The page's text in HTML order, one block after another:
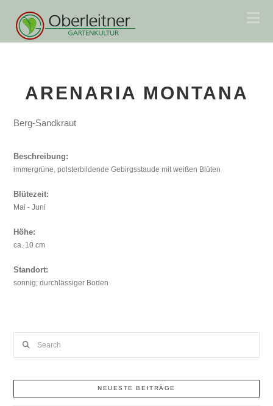
ARENARIA MONTANA
Berg-Sandkraut
Beschreibung:
immergrüne, polsterbildende Gebirgsstaude mit weißen Blüten
Blütezeit:
Mai - Juni
Höhe:
ca. 10 cm
Standort:
sonnig; durchlässiger Boden
NEUESTE BEITRÄGE